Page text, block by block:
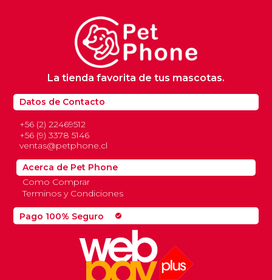
Pago 100% Seguro check_circle
Datos de Contacto
+56 (2) 22469512
+56 (9) 3378 5146
ventas@petphone.cl
La tienda favorita de tus mascotas.
Acerca de Pet Phone
Como Comprar
Terminos y Condiciones